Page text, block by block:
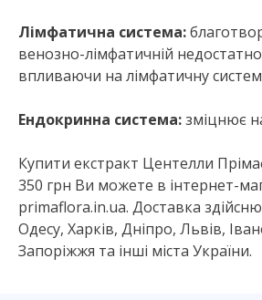
Лімфатична система:
венозно-лімфатичній
впливаючи на лімфатичну
Ендокринна система:зміцнює
Купити екстракт Центелли
350 грн Ви можете в інтернет-
primaflora.in.ua. Доставка
Одесу, Харків, Дніпро, Львів,
Запоріжжя та інші міста України.